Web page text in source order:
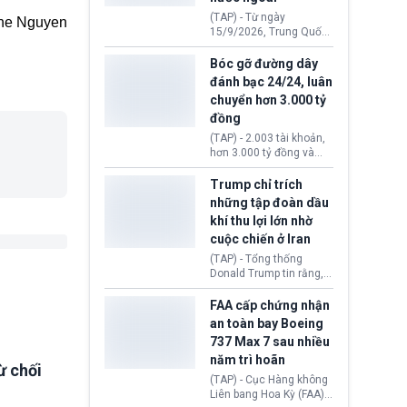
Nguyen
chối
đến ổ dịch Salmonella
khiến ít nhất 110 người
mắc bệnh tại bang
Minnesota.
(TAP) - Từ ngày
15/9/2026, Trung Quốc
áp dụng quy định mới về
quản lý xuất nhập cảnh.
Một hành vi vi phạm giấy
tờ, xuất nhập cảnh trái
phép hay liên quan kiểm
soát công nghệ có thể
khiến công dân Trung
Quốc đối mặt lệnh cấm
xuất cảnh kéo dài tới 3
năm. Trong khi đó, người
nước ngoài sử dụng giấy
tờ giả có nguy cơ bị từ
chối nhập cảnh hoặc
cấm vào Trung Quốc tới
5 năm.
Bóc gỡ đường dây
đánh bạc 24/24, luân
chuyển hơn 3.000 tỷ
đồng
(TAP) - 2.003 tài khoản,
hơn 3.000 tỷ đồng và
một đường dây đánh
bạc xuyên quốc gia vận
hành 24/24 giờ vừa bị
Công an TP. Hải Phòng
(Việt Nam) bóc gỡ.
Trump chỉ trích
những tập đoàn dầu
khí thu lợi lớn nhờ
cuộc chiến ở Iran
(TAP) - Tổng thống
Donald Trump tin rằng, 2
tập đoàn dầu khí
ExxonMobil và Chevron
đã thu về lợi nhuận quá
lớn nhờ giá dầu tăng
mạnh suốt thời gian Hoa
Kỳ xảy ra xung đột ở
Iran. Trên cơ sở đó, lãnh
đạo Nhà Trắng kêu gọi
các doanh nghiệp cần
FAA cấp chứng nhận
an toàn bay Boeing
737 Max 7 sau nhiều
năm trì hoãn
(TAP) - Cục Hàng không
Liên bang Hoa Kỳ (FAA)